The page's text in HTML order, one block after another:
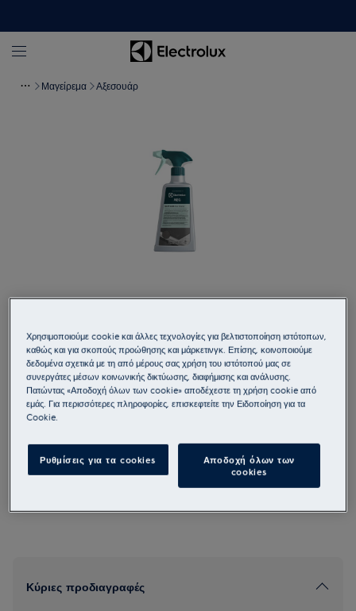
Μαγείρεμα Αξεσουάρ
M2HCMC01
Καθαριστικό Εστιών Matt Care
Προκαλεί σοβαρά δερματικά εγκαύματα και οφθαλμικές βλάβες.
Κύριες προδιαγραφές
Χρησιμοποιούμε cookie και άλλες τεχνολογίες για βελτιστοποίηση ιστότοπων,
καθώς και για σκοπούς προώθησης και μάρκετινγκ. Επίσης, κοινοποιούμε
δεδομένα σχετικά με τη από μέρους σας χρήση του ιστότοπού μας σε
συνεργάτες μέσων κοινωνικής δικτύωσης, διαφήμισης και ανάλυσης.
Πατώντας «Αποδοχή όλων των cookie» αποδέχεστε τη χρήση cookie από
εμάς. Για περισσότερες πληροφορίες, επισκεφτείτε την Ειδοποίηση για τα
Cookie.
Ρυθμίσεις για τα cookies
Αποδοχή όλων των
cookies